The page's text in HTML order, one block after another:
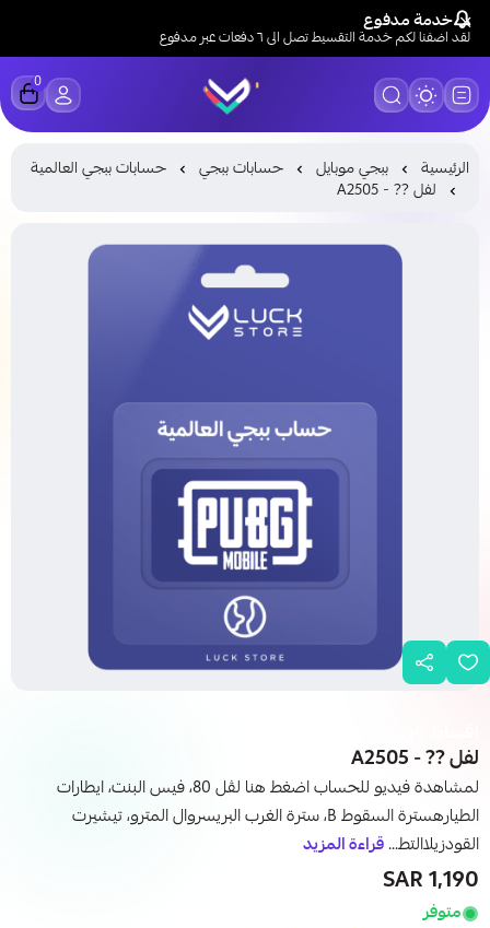
خدمة مدفوع
لقد اضفنا لكم خدمة التقسيط تصل الى ٦ دفعات عبر مدفوع
LUCK STORE
0
الرئيسية ببجي موبايل حسابات ببجي
حسابات ببجي العالمية
لفل ?? - A2505
لفل ?? - A2505
لمشاهدة فيديو للحساب اضغط هنا لڤل 80، فيس البنت، ايطارات
الطيارهسترة السقوط B، سترة الغرب البريسروال المترو، تيشيرت
القودزيلاالتط...قراءة المزيد
1,190 SAR
متوفر